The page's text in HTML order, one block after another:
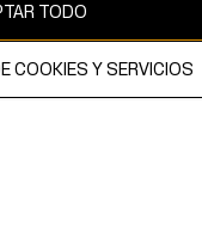
por copyright y es
TODO
COOKIES Y SERVICIOS